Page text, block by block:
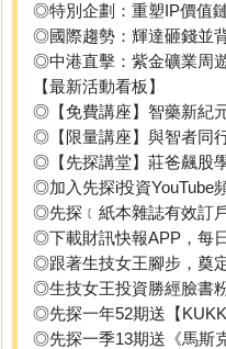
◎特別企劃：重塑IP價值
◎國際趨勢：輝達砸錢並
◎中港直擊：紫金礦業周
【最新活動看板】
◎【免費講座】智藥新紀
◎【限量講座】與智者同
◎【先探講堂】莊爸飆股
◎加入先探i投資YouTube
◎先探﹝紙本雜誌有效訂
◎下載財訊快報APP，每
◎跟著生技女王腳步，奠
◎生技女王投資勝經臉書
◎先探一年52期送【
◎先探一季13期送《馬斯